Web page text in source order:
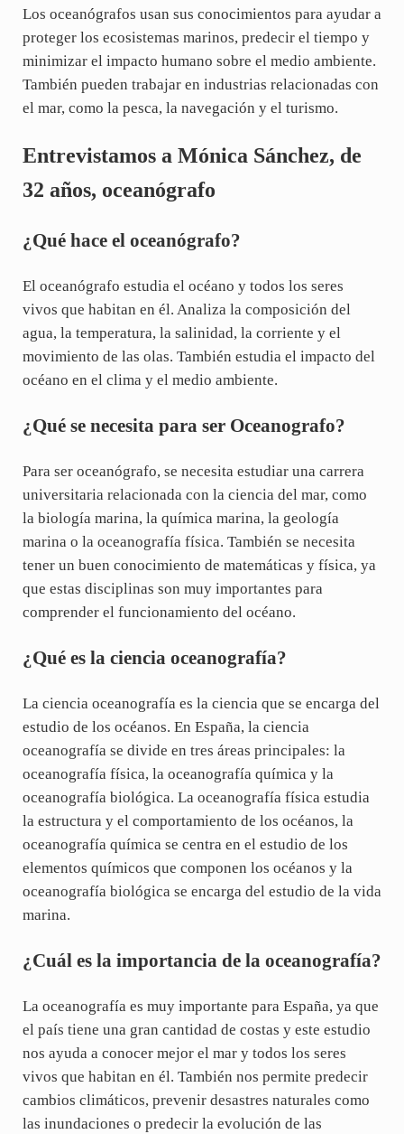
Los oceanógrafos usan sus conocimientos para ayudar a
proteger los ecosistemas marinos, predecir el tiempo y
minimizar el impacto humano sobre el medio ambiente.
También pueden trabajar en industrias relacionadas con
el mar, como la pesca, la navegación y el turismo.
Entrevistamos a Mónica Sánchez, de
32 años, oceanógrafo
¿Qué hace el oceanógrafo?
El oceanógrafo estudia el océano y todos los seres
vivos que habitan en él. Analiza la composición del
agua, la temperatura, la salinidad, la corriente y el
movimiento de las olas. También estudia el impacto del
océano en el clima y el medio ambiente.
¿Qué se necesita para ser Oceanografo?
Para ser oceanógrafo, se necesita estudiar una carrera
universitaria relacionada con la ciencia del mar, como
la biología marina, la química marina, la geología
marina o la oceanografía física. También se necesita
tener un buen conocimiento de matemáticas y física, ya
que estas disciplinas son muy importantes para
comprender el funcionamiento del océano.
¿Qué es la ciencia oceanografía?
La ciencia oceanografía es la ciencia que se encarga del
estudio de los océanos. En España, la ciencia
oceanografía se divide en tres áreas principales: la
oceanografía física, la oceanografía química y la
oceanografía biológica. La oceanografía física estudia
la estructura y el comportamiento de los océanos, la
oceanografía química se centra en el estudio de los
elementos químicos que componen los océanos y la
oceanografía biológica se encarga del estudio de la vida
marina.
¿Cuál es la importancia de la oceanografía?
La oceanografía es muy importante para España, ya que
el país tiene una gran cantidad de costas y este estudio
nos ayuda a conocer mejor el mar y todos los seres
vivos que habitan en él. También nos permite predecir
cambios climáticos, prevenir desastres naturales como
las inundaciones o predecir la evolución de las